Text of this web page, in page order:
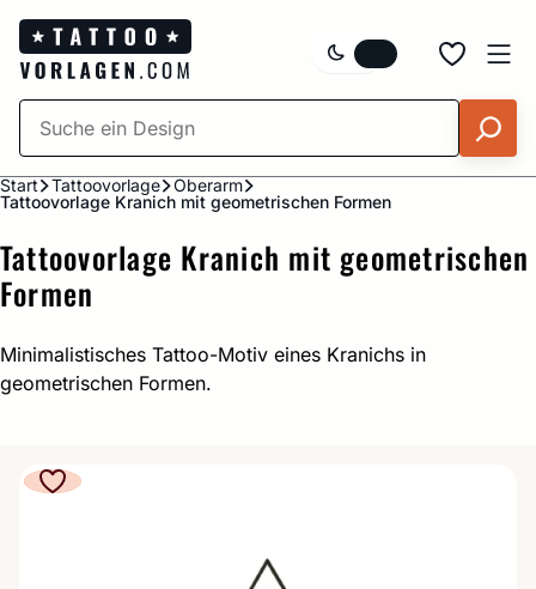
Zum
Inhalt
springen
Start Tattoovorlage
Oberarm
Tattoovorlage Kranich mit geometrischen Formen
Tattoovorlage Kranich mit geometrischen
Formen
Minimalistisches Tattoo-Motiv eines Kranichs in
geometrischen Formen.